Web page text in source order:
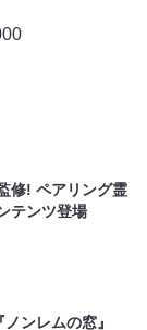
修! ペアリング霊
テンツ登場
ンレムの窓』